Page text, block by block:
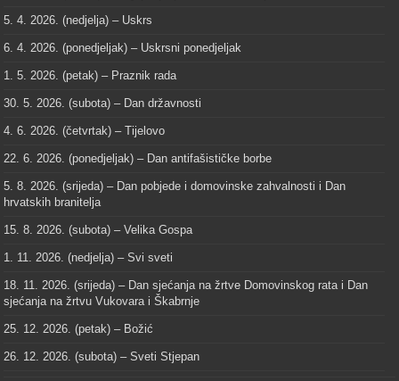
5. 4. 2026. (nedjelja) – Uskrs
6. 4. 2026. (ponedjeljak) – Uskrsni ponedjeljak
1. 5. 2026. (petak) – Praznik rada
30. 5. 2026. (subota) – Dan državnosti
4. 6. 2026. (četvrtak) – Tijelovo
22. 6. 2026. (ponedjeljak) – Dan antifašističke borbe
5. 8. 2026. (srijeda) – Dan pobjede i domovinske zahvalnosti i Dan
hrvatskih branitelja
15. 8. 2026. (subota) – Velika Gospa
1. 11. 2026. (nedjelja) – Svi sveti
18. 11. 2026. (srijeda) – Dan sjećanja na žrtve Domovinskog rata i Dan
sjećanja na žrtvu Vukovara i Škabrnje
25. 12. 2026. (petak) – Božić
26. 12. 2026. (subota) – Sveti Stjepan